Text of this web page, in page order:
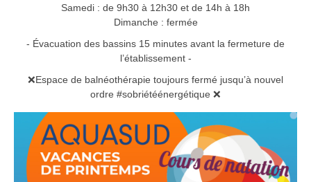
Samedi : de 9h30 à 12h30 et de 14h à 18h
Dimanche : fermée
- Évacuation des bassins 15 minutes avant la fermeture de
l’établissement -
❌Espace de balnéothérapie toujours fermé jusqu’à nouvel
ordre #sobriétéénergétique ❌